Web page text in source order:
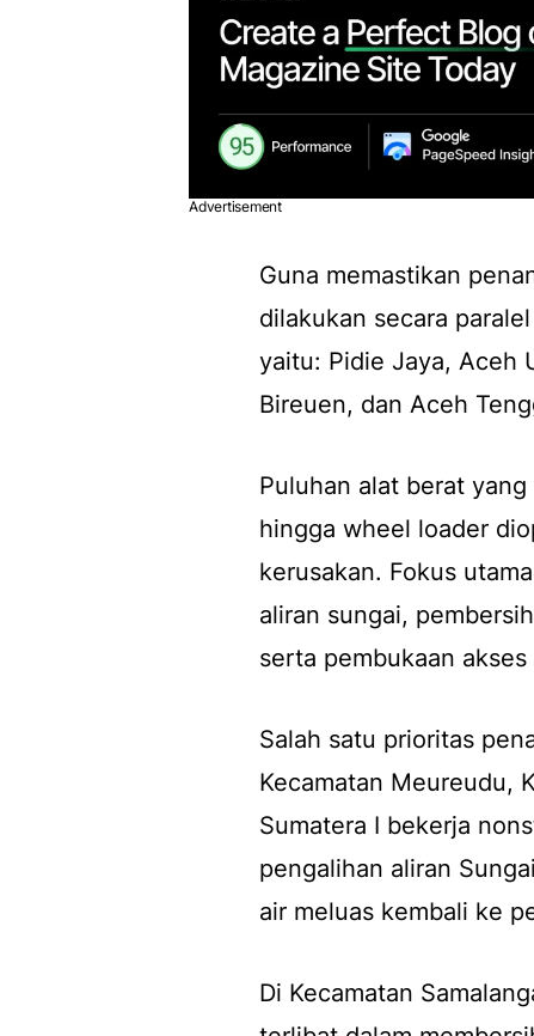
Advertisement
Guna memastikan
dilakukan secara
yaitu: Pidie Jaya, Aceh
Bireuen, dan Aceh
Puluhan alat berat
hingga wheel loader
kerusakan. Fokus
aliran sungai,
serta pembukaan
Salah satu prioritas
Kecamatan Meureudu,
Sumatera I bekerja
pengalihan aliran
air meluas kembali ke
Di Kecamatan